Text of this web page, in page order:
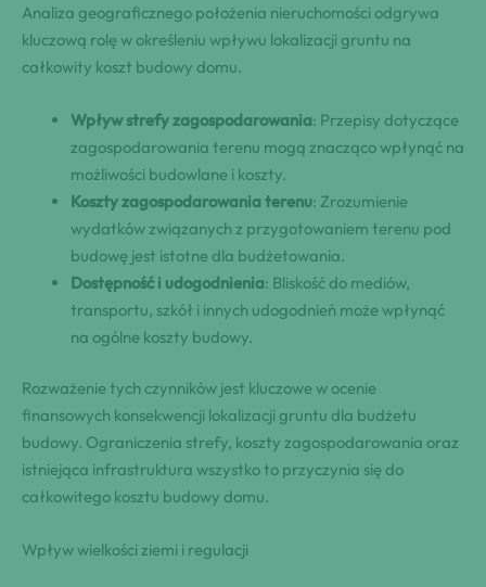
Analiza geograficznego położenia nieruchomości odgrywa
kluczową rolę w określeniu wpływu lokalizacji gruntu na
całkowity koszt budowy domu.
Wpływ strefy zagospodarowania: Przepisy dotyczące
zagospodarowania terenu mogą znacząco wpłynąć na
możliwości budowlane i koszty.
Koszty zagospodarowania terenu: Zrozumienie
wydatków związanych z przygotowaniem terenu pod
budowę jest istotne dla budżetowania.
Dostępność i udogodnienia: Bliskość do mediów,
transportu, szkół i innych udogodnień może wpłynąć
na ogólne koszty budowy.
Rozważenie tych czynników jest kluczowe w ocenie
finansowych konsekwencji lokalizacji gruntu dla budżetu
budowy. Ograniczenia strefy, koszty zagospodarowania oraz
istniejąca infrastruktura wszystko to przyczynia się do
całkowitego kosztu budowy domu.
Wpływ wielkości ziemi i regulacji